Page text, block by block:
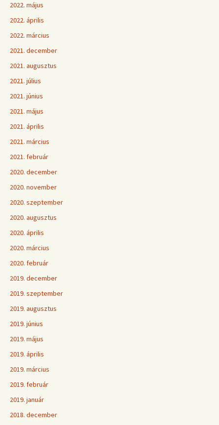
2022. május
2022. április
2022. március
2021. december
2021. augusztus
2021. július
2021. június
2021. május
2021. április
2021. március
2021. február
2020. december
2020. november
2020. szeptember
2020. augusztus
2020. április
2020. március
2020. február
2019. december
2019. szeptember
2019. augusztus
2019. június
2019. május
2019. április
2019. március
2019. február
2019. január
2018. december